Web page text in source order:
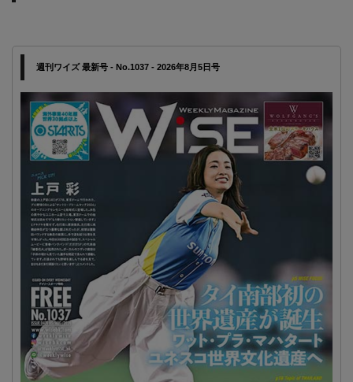
週刊ワイズ 最新号 - No.1037 - 2026年8月5日号